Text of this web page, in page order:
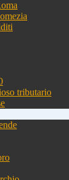
tributario